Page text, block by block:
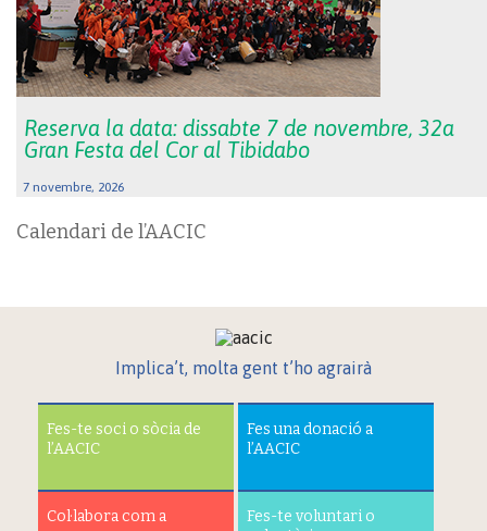
Reserva la data: dissabte 7 de novembre, 32a
Gran Festa del Cor al Tibidabo
7 novembre, 2026
Calendari de l’AACIC
Implica’t, molta gent t’ho agrairà
Fes-te soci o sòcia de
l’AACIC
Fes una donació a
l’AACIC
Col·labora com a
Fes-te voluntari o